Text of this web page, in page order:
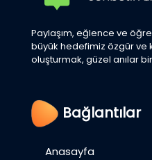
Paylaşım, eğlence ve
büyük hedefimiz özgür ve
oluşturmak, güzel anılar
Bağlantılar
Anasayfa